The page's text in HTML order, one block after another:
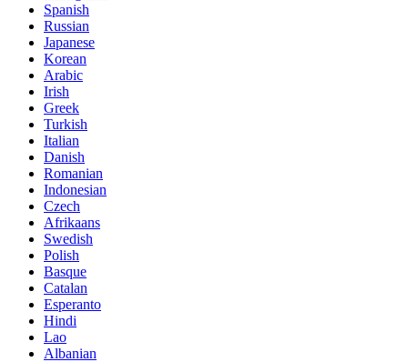
Spanish
Russian
Japanese
Korean
Arabic
Irish
Greek
Turkish
Italian
Danish
Romanian
Indonesian
Czech
Afrikaans
Swedish
Polish
Basque
Catalan
Esperanto
Hindi
Lao
Albanian